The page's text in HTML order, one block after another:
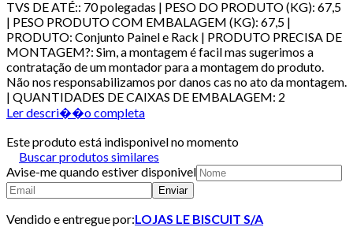
TVS DE ATÉ:: 70 polegadas | PESO DO PRODUTO (KG): 67,5
| PESO PRODUTO COM EMBALAGEM (KG): 67,5 |
PRODUTO: Conjunto Painel e Rack | PRODUTO PRECISA DE
MONTAGEM?: Sim, a montagem é facil mas sugerimos a
contratação de um montador para a montagem do produto.
Não nos responsabilizamos por danos cas no ato da montagem.
| QUANTIDADES DE CAIXAS DE EMBALAGEM: 2
Ler descri��o completa
Este produto está indisponivel no momento
Buscar produtos similares
Avise-me quando estiver disponivel
Enviar
Vendido e entregue por:LOJAS LE BISCUIT S/A